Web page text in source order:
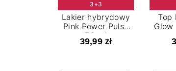
3+3
Lakier hybrydowy
Pink Power Pulse
7,2 ml
39,99 zł
Top